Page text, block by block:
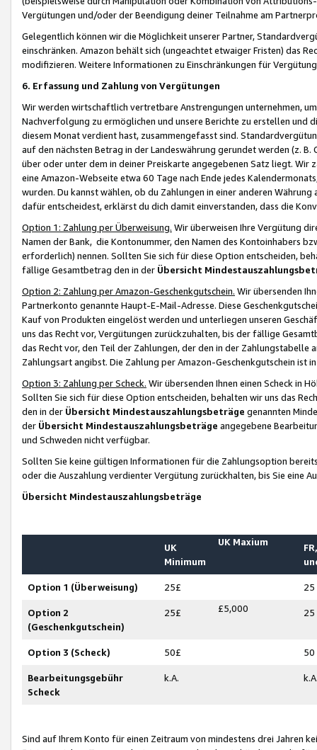
Vergütungen und/oder der Beendigung deiner Teilnahme am
Gelegentlich können wir die Möglichkeit unserer Partner,
einschränken. Amazon behält sich (ungeachtet etwaiger Fristen) das
modifizieren. Weitere Informationen zu Einschränkungen für
6. Erfassung und Zahlung von Vergütungen
Wir werden wirtschaftlich vertretbare Anstrengungen unternehmen,
Nachverfolgung zu ermöglichen und unsere Berichte zu erstellen und
diesem Monat verdient hast, zusammengefasst sind.
auf den nächsten Betrag in der Landeswährung gerundet werden (z.
über oder unter dem in deiner Preiskarte angegebenen Satz liegt.
eine Amazon-Webseite etwa 60 Tage nach Ende jedes
wurden. Du kannst wählen, ob du Zahlungen in einer anderen
dafür entscheidest, erklärst du dich damit einverstanden, dass die
Option 1: Zahlung per Überweisung. Wir überweisen Ihre Vergütung
Namen der Bank, die Kontonummer, den Namen des Kontoinhabers
erforderlich) nennen. Sollten Sie sich für diese Option entscheiden,
fällige Gesamtbetrag den in der Übersicht
Option 2: Zahlung per Amazon-Geschenkgutschein. Wir übersenden
Partnerkonto genannte Haupt-E-Mail-Adresse. Diese
Kauf von Produkten eingelöst werden und unterliegen unseren
uns das Recht vor, Vergütungen zurückzuhalten, bis der fällige
das Recht vor, den Teil der Zahlungen, der den in der
Zahlungsart angibst. Die Zahlung per Amazon-Geschenkgutschein ist
Option 3: Zahlung per Scheck. Wir übersenden Ihnen einen Scheck in
Sollten Sie sich für diese Option entscheiden, behalten wir uns das
den in der Übersicht Mindestauszahlungsbeträge genannten
der Übersicht Mindestauszahlungsbeträge angegebene
und Schweden nicht verfügbar.
Sollten Sie keine gültigen Informationen für die Zahlungsoption
oder die Auszahlung verdienter Vergütung zurückhalten, bis Sie
Übersicht Mindestauszahlungsbeträge
UK
Minimum
UK Maxium
Option 1 (Überweisung) 25£ 25
Option 2
(Geschenkgutschein)
25£ £5,000 25
Option 3 (Scheck) 50£ 50
Bearbeitungsgebühr
Scheck
k.A.
Sind auf Ihrem Konto für einen Zeitraum von mindestens drei Jahren